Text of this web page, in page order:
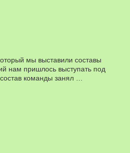
мы выставили составы
нам пришлось выступать под
команды занял …